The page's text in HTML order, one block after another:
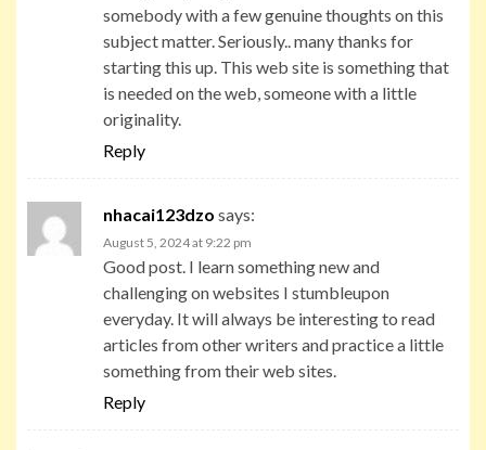
somebody with a few genuine thoughts on this
subject matter. Seriously.. many thanks for
starting this up. This web site is something that
is needed on the web, someone with a little
originality.
Reply
nhacai123dzo says:
August 5, 2024 at 9:22 pm
Good post. I learn something new and
challenging on websites I stumbleupon
everyday. It will always be interesting to read
articles from other writers and practice a little
something from their web sites.
Reply